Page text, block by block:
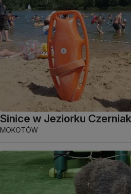
Sinice w Jeziorku
MOKOTÓW